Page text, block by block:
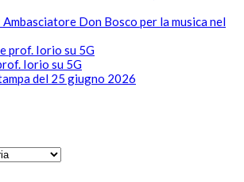
Don Bosco per la musica nel
Iorio su 5G
del 25 giugno 2026